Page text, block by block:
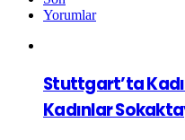
Yorumlar
Stuttgart’ta
Kadınlar